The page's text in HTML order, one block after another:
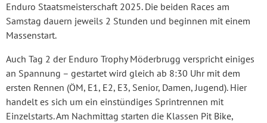
Enduro Staatsmeisterschaft 2025. Die beiden Races am
Samstag dauern jeweils 2 Stunden und beginnen mit einem
Massenstart.
Auch Tag 2 der Enduro Trophy Möderbrugg verspricht einiges
an Spannung – gestartet wird gleich ab 8:30 Uhr mit dem
ersten Rennen (ÖM, E1, E2, E3, Senior, Damen, Jugend). Hier
handelt es sich um ein einstündiges Sprintrennen mit
Einzelstarts. Am Nachmittag starten die Klassen Pit Bike,